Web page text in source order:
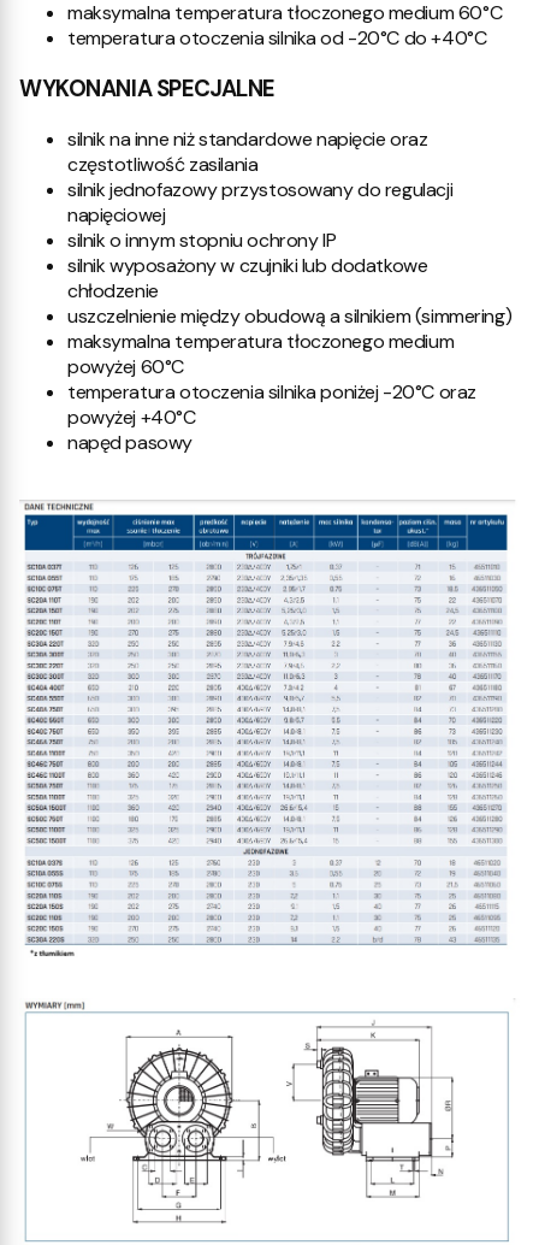
maksymalna temperatura tłoczonego medium 60°C
temperatura otoczenia silnika od -20°C do +40°C
WYKONANIA SPECJALNE
silnik na inne niż standardowe napięcie oraz
częstotliwość zasilania
silnik jednofazowy przystosowany do regulacji
napięciowej
silnik o innym stopniu ochrony IP
silnik wyposażony w czujniki lub dodatkowe
chłodzenie
uszczelnienie między obudową a silnikiem (simmering)
maksymalna temperatura tłoczonego medium
powyżej 60°C
temperatura otoczenia silnika poniżej -20°C oraz
powyżej +40°C
napęd pasowy